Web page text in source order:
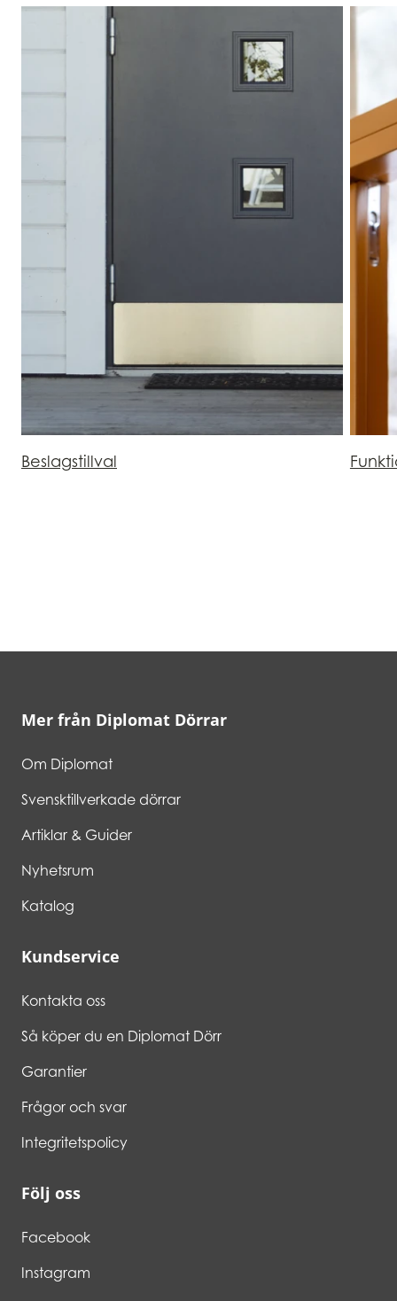
Beslagstillval
Mer från Diplomat Dörrar
Om Diplomat
Svensktillverkade dörrar
Artiklar & Guider
Nyhetsrum
Katalog
Kundservice
Kontakta oss
Så köper du en Diplomat Dörr
Garantier
Frågor och svar
Integritetspolicy
Följ oss
Facebook
Instagram